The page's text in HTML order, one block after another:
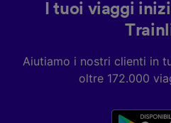
I tuoi viaggi
Aiutiamo i nostri clienti in
oltre 172.000